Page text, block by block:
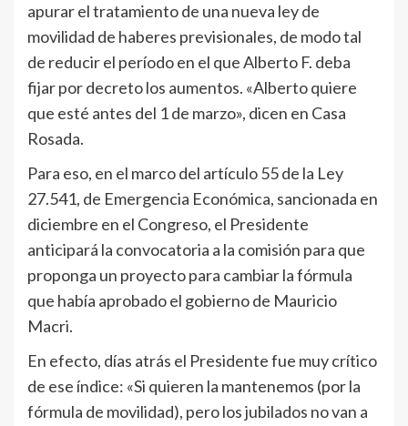
apurar el tratamiento de una nueva ley de
movilidad de haberes previsionales, de modo tal
de reducir el período en el que Alberto F. deba
fijar por decreto los aumentos. «Alberto quiere
que esté antes del 1 de marzo», dicen en Casa
Rosada.
Para eso, en el marco del artículo 55 de la Ley
27.541, de Emergencia Económica, sancionada en
diciembre en el Congreso, el Presidente
anticipará la convocatoria a la comisión para que
proponga un proyecto para cambiar la fórmula
que había aprobado el gobierno de Mauricio
Macri.
En efecto, días atrás el Presidente fue muy crítico
de ese índice: «Si quieren la mantenemos (por la
fórmula de movilidad), pero los jubilados no van a